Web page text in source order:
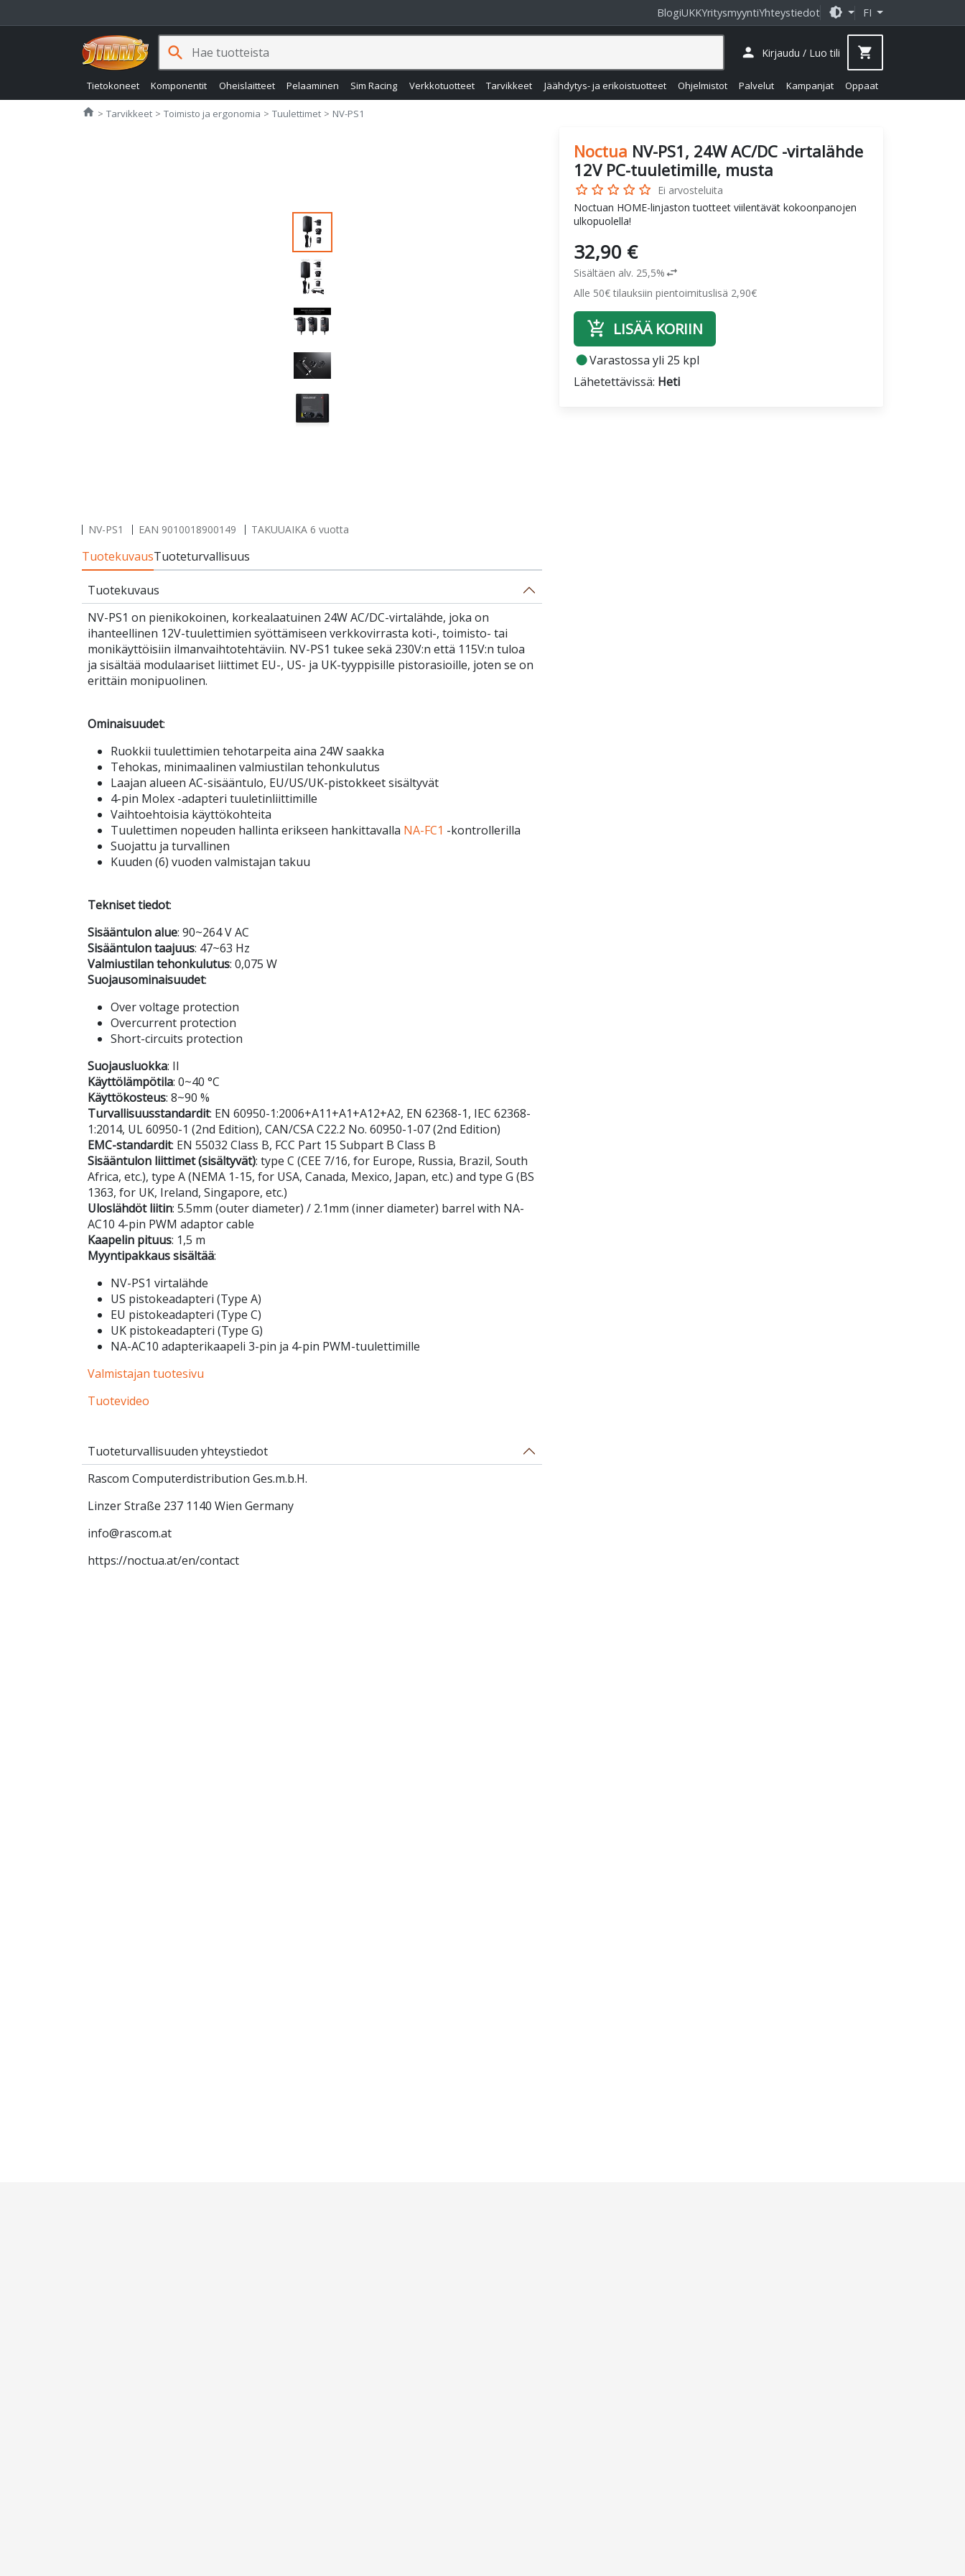
BlogiUKKYritysmyyntiYhteystiedot brightness_medium FI
Tietokoneet Komponentit Oheislaitteet Pelaaminen Sim Racing Verkkotuotteet Tarvikkeet Jäähdytys- ja erikoistuotteet Ohjelmistot Palvelut Kampanjat Oppaat
person Kirjaudu / Luo tili shopping_cart
search
home Jimms.fi
Tarvikkeet Toimisto ja ergonomia Tuulettimet NV-PS1
Noctua NV-PS1, 24W AC/DC -virtalähde
12V PC-tuuletimille, musta
star_border star_border star_border star_border star_border Ei arvosteluita
Noctuan HOME-linjaston tuotteet viilentävät kokoonpanojen
ulkopuolella!
32,90 €
Sisältäen alv. 25,5%swap_horiz
Alle 50€ tilauksiin pientoimituslisä 2,90€
add_shopping_cart LISÄÄ KORIIN
fiber_manual_recordVarastossa yli 25 kpl
Lähetettävissä: Heti
NV-PS1 EAN 9010018900149 TAKUUAIKA 6 vuotta
TuotekuvausTuoteturvallisuus
Tuotekuvaus
NV-PS1 on pienikokoinen, korkealaatuinen 24W AC/DC-virtalähde, joka on
ihanteellinen 12V-tuulettimien syöttämiseen verkkovirrasta koti-, toimisto- tai
monikäyttöisiin ilmanvaihtotehtäviin. NV-PS1 tukee sekä 230V:n että 115V:n tuloa
ja sisältää modulaariset liittimet EU-, US- ja UK-tyyppisille pistorasioille, joten se on
erittäin monipuolinen.
Ominaisuudet:
Ruokkii tuulettimien tehotarpeita aina 24W saakka
Tehokas, minimaalinen valmiustilan tehonkulutus
Laajan alueen AC-sisääntulo, EU/US/UK-pistokkeet sisältyvät
4-pin Molex -adapteri tuuletinliittimille
Vaihtoehtoisia käyttökohteita
Tuulettimen nopeuden hallinta erikseen hankittavalla NA-FC1 -kontrollerilla
Suojattu ja turvallinen
Kuuden (6) vuoden valmistajan takuu
Tekniset tiedot:
Sisääntulon alue: 90~264 V AC
Sisääntulon taajuus: 47~63 Hz
Valmiustilan tehonkulutus: 0,075 W
Suojausominaisuudet:
Over voltage protection
Overcurrent protection
Short-circuits protection
Suojausluokka: II
Käyttölämpötila: 0~40 °C
Käyttökosteus: 8~90 %
Turvallisuusstandardit: EN 60950-1:2006+A11+A1+A12+A2, EN 62368-1, IEC 62368-
1:2014, UL 60950-1 (2nd Edition), CAN/CSA C22.2 No. 60950-1-07 (2nd Edition)
EMC-standardit: EN 55032 Class B, FCC Part 15 Subpart B Class B
Sisääntulon liittimet (sisältyvät): type C (CEE 7/16, for Europe, Russia, Brazil, South
Africa, etc.), type A (NEMA 1-15, for USA, Canada, Mexico, Japan, etc.) and type G (BS
1363, for UK, Ireland, Singapore, etc.)
Uloslähdöt liitin: 5.5mm (outer diameter) / 2.1mm (inner diameter) barrel with NA-
AC10 4-pin PWM adaptor cable
Kaapelin pituus: 1,5 m
Myyntipakkaus sisältää:
NV-PS1 virtalähde
US pistokeadapteri (Type A)
EU pistokeadapteri (Type C)
UK pistokeadapteri (Type G)
NA-AC10 adapterikaapeli 3-pin ja 4-pin PWM-tuulettimille
Valmistajan tuotesivu
Tuotevideo
Tuoteturvallisuuden yhteystiedot
Rascom Computerdistribution Ges.m.b.H.
Linzer Straße 237 1140 Wien Germany
info@rascom.at
https://noctua.at/en/contact